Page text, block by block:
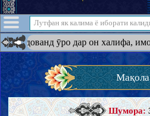
дар он халифа, имом ва
Мақола
Шумора: